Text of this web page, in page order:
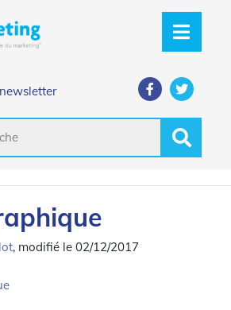
, modifié le 02/12/2017